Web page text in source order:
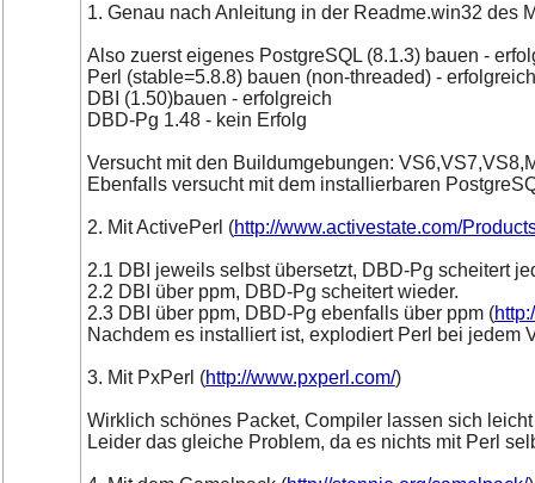
1. Genau nach Anleitung in der Readme.win32 des
Also zuerst eigenes PostgreSQL (8.1.3) bauen -
Perl (stable=5.8.8) bauen (non-threaded) - erfolgreich
DBI (1.50)bauen - erfolgreich
DBD-Pg 1.48 - kein Erfolg
Versucht mit den Buildumgebungen:
Ebenfalls versucht mit dem installierbaren
2. Mit ActivePerl (http://www.activestate.com/
2.1 DBI jeweils selbst übersetzt, DBD-Pg scheitert
2.2 DBI über ppm, DBD-Pg scheitert wieder.
2.3 DBI über ppm, DBD-Pg ebenfalls über ppm (
Nachdem es installiert ist, explodiert Perl bei jedem
3. Mit PxPerl (http://www.pxperl.com/)
Wirklich schönes Packet, Compiler lassen sich
Leider das gleiche Problem, da es nichts mit Perl